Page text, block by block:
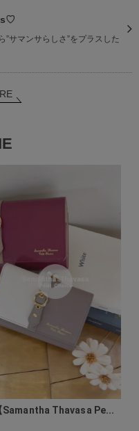
”サマンサらしさ”をプラスした
Samantha Thavasa Pe...